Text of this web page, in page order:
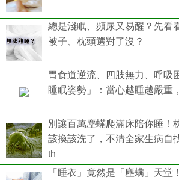
總是淺眠、頻尿又易醒？先看
被子、枕頭選對了沒？
胃食道逆流、四肢無力、呼吸
睡眠姿勢」：當心越睡越嚴重
別讓百萬塵蟎爬滿床陪你睡！
該換該洗了，不清全家生病自
th
「睡衣」竟然是「塵螨」天堂